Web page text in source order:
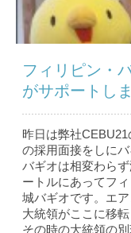
フィリピン・
がサポートし
昨日は弊社
の採用面接をしに
バギオは相変わら
ートルにあってフ
城バギオです。エ
大統領がここに移
その時の大統領の